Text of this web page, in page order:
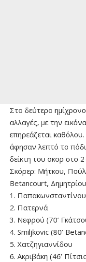
Στο δεύτερο
αλλαγές, με την
επηρεάζεται
άφησαν λεπτό το
δείκτη του σκορ στο
Σκόρερ: Μήτκου,
Betancourt, Δημητρίου
1.
2. Πατερνά
3. Νεφρού (70’
4. Smiljkovic (80’
5. Χατζηγιαννίδου
6. Ακριβάκη (46’